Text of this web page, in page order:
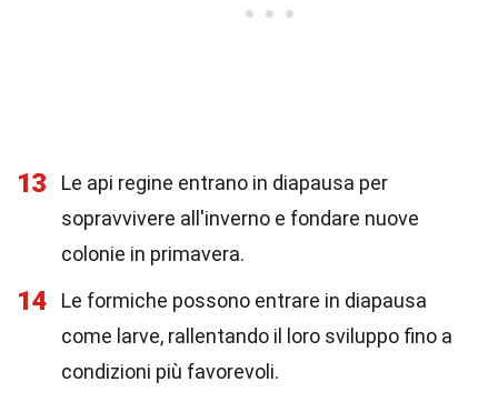
13
Le api regine entrano in diapausa per
sopravvivere all'inverno e fondare nuove
colonie in primavera.
14
Le formiche possono entrare in diapausa
come larve, rallentando il loro sviluppo fino a
condizioni più favorevoli.